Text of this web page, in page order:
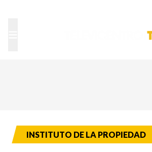
INSTITUTO DE LA PROPIEDAD